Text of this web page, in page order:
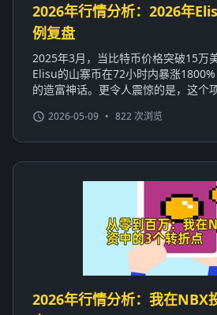
2026年行情分析：2026年
例复盘
2025年3月，当比特币价格突破15万
Elisu的山寨币在72小时内暴涨
的造富神话。更令人震惊的是，这个
2026-05-09 • 822 次浏览
2026年行情分析：我在NBX